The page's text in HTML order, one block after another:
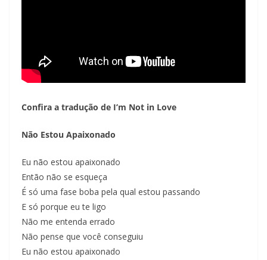
Confira a tradução de I’m Not in Love
Não Estou Apaixonado
Eu não estou apaixonado
Então não se esqueça
É só uma fase boba pela qual estou passando
E só porque eu te ligo
Não me entenda errado
Não pense que você conseguiu
Eu não estou apaixonado